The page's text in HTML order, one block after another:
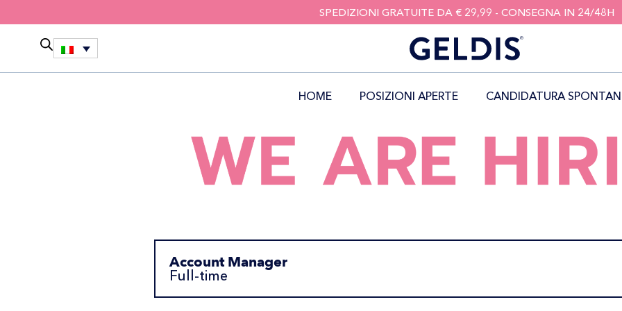
SPEDIZIONI GRATUITE DA € 29,99 - CONSEGNA IN 24/48H
HOME POSIZIONI APERTE CANDIDATURA
Account Manager
Full-time